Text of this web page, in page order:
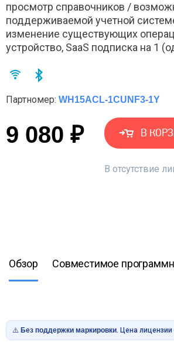
просмотр справочников /
поддерживаемой учетной
изменение существующих
устройство, SaaS подписка на 1
Партномер: WH15ACL-1CUNF3-1Y
9 080 ₽ В
В отсутствие
Обзор Совместимое
⚠️ Без поддержки маркировки. Цена